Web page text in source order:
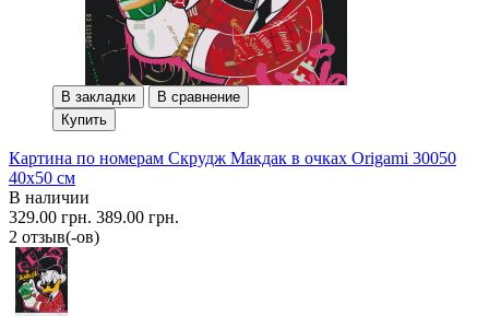
В закладки
В сравнение
Купить
Картина по номерам Скрудж Макдак в очках Origami 30050
40x50 см
В наличии
329.00 грн. 389.00 грн.
2 отзыв(-ов)